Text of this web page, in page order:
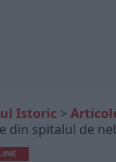
Istoric >
din spitalul de